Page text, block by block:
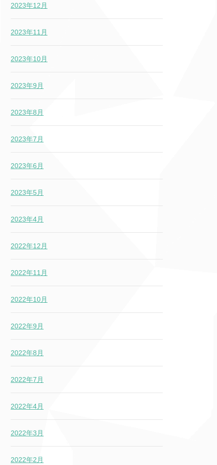
2023年12月
2023年11月
2023年10月
2023年9月
2023年8月
2023年7月
2023年6月
2023年5月
2023年4月
2022年12月
2022年11月
2022年10月
2022年9月
2022年8月
2022年7月
2022年4月
2022年3月
2022年2月